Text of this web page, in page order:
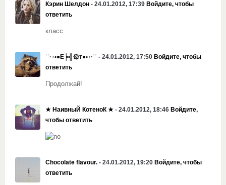
Кэрин Шелдон - 24.01.2012, 17:39 Войдите, чтобы
ответить
класс
˙˙·٠•●Е╞╣۞т●•٠·˙˙ - 24.01.2012, 17:50 Войдите, чтобы
ответить
Продолжай!
★ НаивныЙ КотеноК ★ - 24.01.2012, 18:46 Войдите,
чтобы ответить
Chocolate flavour. - 24.01.2012, 19:20 Войдите, чтобы
ответить